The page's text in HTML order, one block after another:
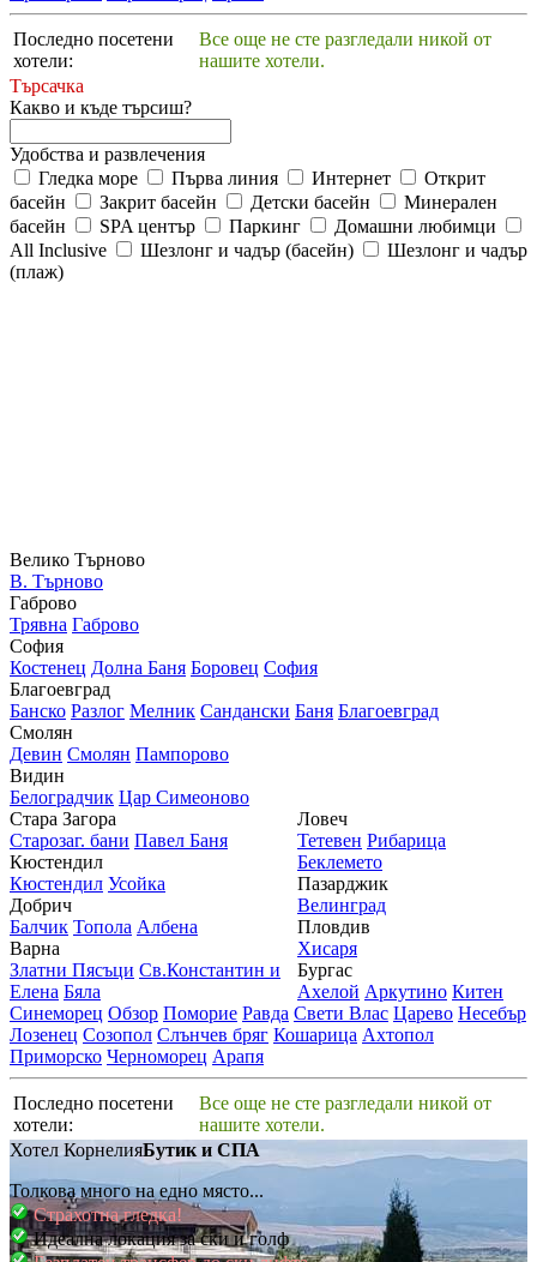
Последно посетени
хотели:
Все още не сте разгледали никой от
нашите хотели.
Търсачка
Какво и къде търсиш?
Удобства и развлечения
Гледка море
Първа линия Интернет
Открит
басейн
Закрит басейн Детски басейн
Минерален
басейн
SPA център Паркинг
Домашни любимци
All Inclusive
Шезлонг и чадър (басейн)
Шезлонг и чадър
(плаж)
Велико Търново
В. Търново
Габрово
Трявна Габрово
София
Костенец Долна Баня Боровец София
Благоевград
Банско Разлог Мелник Сандански Баня Благоевград
Смолян
Девин Смолян Пампорово
Видин
Белоградчик Цар Симеоново
Стара Загора
Старозаг. бани Павел Баня
Кюстендил
Кюстендил Усойка
Добрич
Балчик Топола Албена
Варна
Златни Пясъци Св.Константин и
Елена Бяла
Ловеч
Тетевен Рибарица
Беклемето
Пазарджик
Велинград
Пловдив
Хисаря
Бургас
Ахелой Аркутино Китен
Синеморец Обзор Поморие Равда Свети Влас Царево Несебър
Лозенец Созопол Слънчев бряг Кошарица Ахтопол
Приморско Черноморец Арапя
Последно посетени
хотели:
Все още не сте разгледали никой от
нашите хотели.
Хотел КорнелияБутик и СПА
Толкова много на едно място...
Страхотна гледка!
Идеална локация за ски и голф